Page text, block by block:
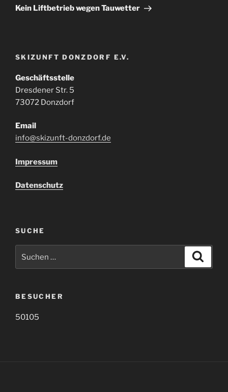
Beitrag
Kein Liftbetrieb wegen Tauwetter
SKIZUNFT DONZDORF E.V.
Geschäftsstelle
Dresdener Str. 5
73072 Donzdorf
Email
info@skizunft-donzdorf.de
Impressum
Datenschutz
SUCHE
nach:
BESUCHER
50105